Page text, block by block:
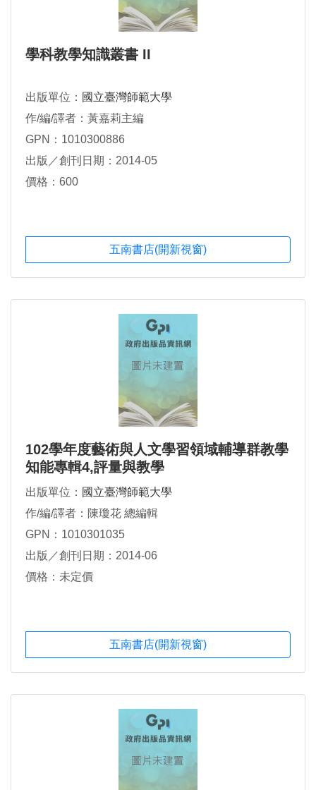
學科教學知識叢書 II
出版單位： 國立臺灣師範大學
作/編/譯者：黃嘉莉主編
GPN：1010300886
出版／創刊日期：2014-05
價格：600
五南書店(開新視窗)
102學年度藝術與人文學習領域輔導群教學
知能專輯4,評量與教學
出版單位： 國立臺灣師範大學
作/編/譯者：陳瓊花 總編輯
GPN：1010301035
出版／創刊日期：2014-06
價格：未定價
五南書店(開新視窗)